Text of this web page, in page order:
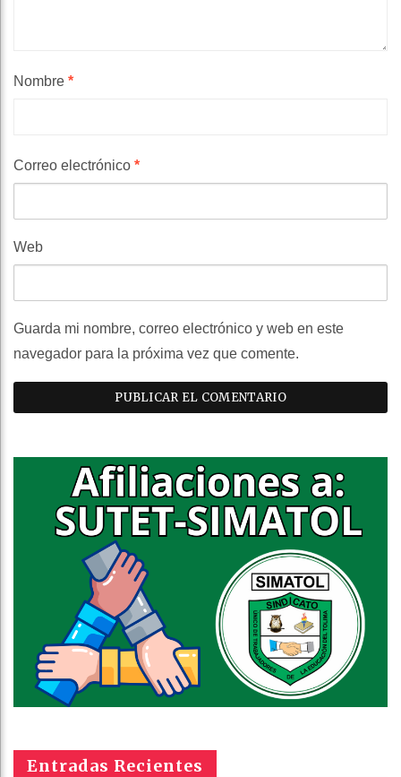
Nombre *
Correo electrónico *
Web
Guarda mi nombre, correo electrónico y web en este
navegador para la próxima vez que comente.
Entradas Recientes